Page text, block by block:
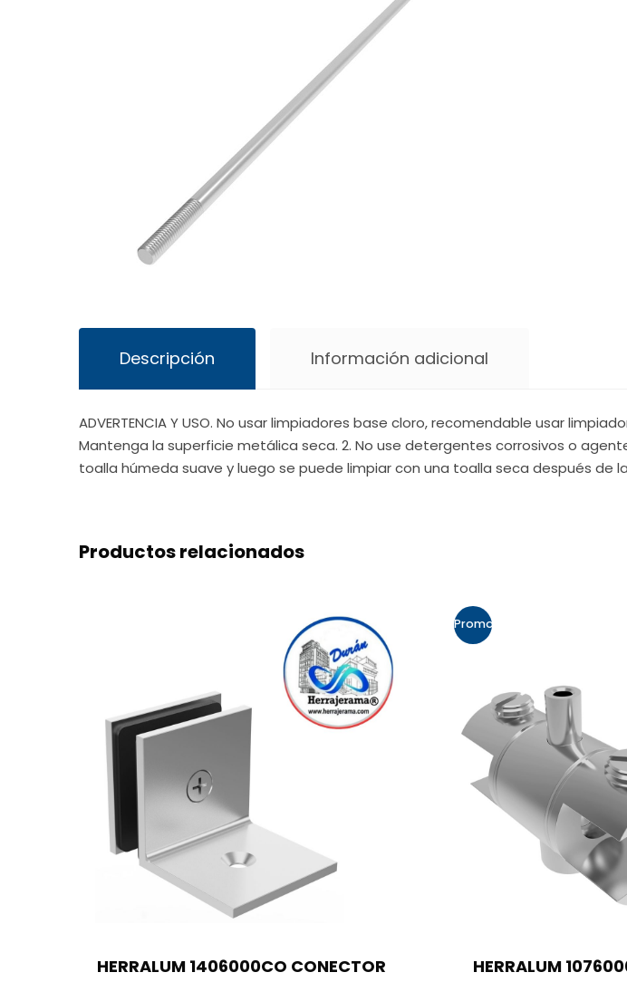
Descripción Información adicional
ADVERTENCIA Y USO. No usar limpiadores base cloro, recomendable usar
Mantenga la superficie metálica seca. 2. No use detergentes corrosivos o
toalla húmeda suave y luego se puede limpiar con una toalla seca después de
Productos relacionados
HERRALUM 1406000CO CONECTOR
Promo!
HERRALUM